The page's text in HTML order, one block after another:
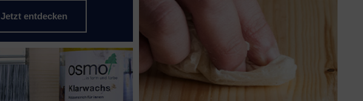
Jetzt entdecken